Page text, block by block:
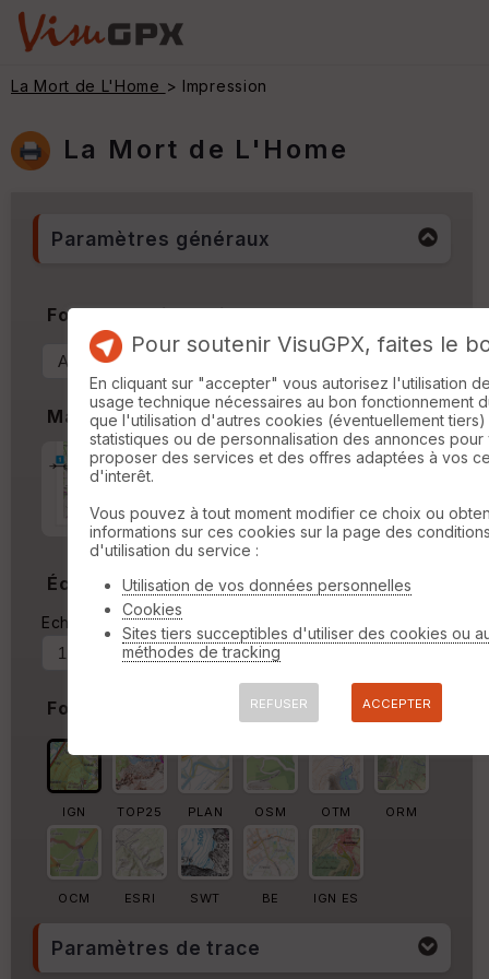
La Mort de L'Home > Impression
La Mort de L'Home
Paramètres généraux
Format & Orientation
Marges
Marge d'impression cm
Marge autour de la trace
%
Échelle
Echelle actuelle : 1/8238
Fond de carte
IGN TOP25 PLAN OSM OTM ORM
OCM ESRI SWT BE IGN ES
Paramètres de trace
Pour soutenir VisuGPX, faites le
En cliquant sur "accepter" vous autorisez l'utilisation
usage technique nécessaires au bon fonctionnement
que l'utilisation d'autres cookies (éventuellement
statistiques ou de personnalisation des annonces pour
proposer des services et des offres adaptées à vos
d'interêt.
Vous pouvez à tout moment modifier ce choix ou
informations sur ces cookies sur la page des
d'utilisation du service :
Utilisation de vos données personnelles
Cookies
Sites tiers succeptibles d'utiliser des cookies ou
méthodes de tracking
REFUSER ACCEPTER